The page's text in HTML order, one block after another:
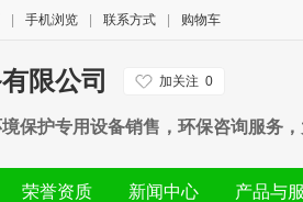
手机浏览 联系方式 购物车
限公司 加关注 0
保护专用设备销售，环保咨询服务
荣誉资质 新闻中心 产品与